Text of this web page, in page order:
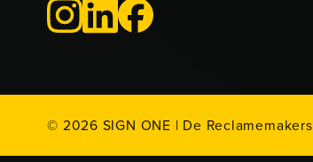
© 2026 SIGN ONE | De Reclamemakers